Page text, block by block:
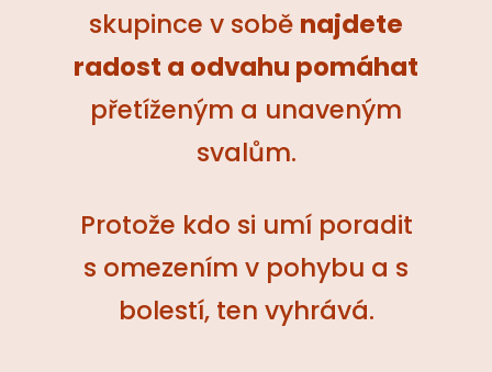
skupince v sobě najdete
radost a odvahu pomáhat
přetíženým a unaveným
svalům.
Protože kdo si umí poradit
s omezením v pohybu a s
bolestí, ten vyhrává.